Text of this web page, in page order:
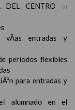
DEL CENTRO
01
vÃ­as entradas y
periodos flexibles
para entradas y
alumnado en el